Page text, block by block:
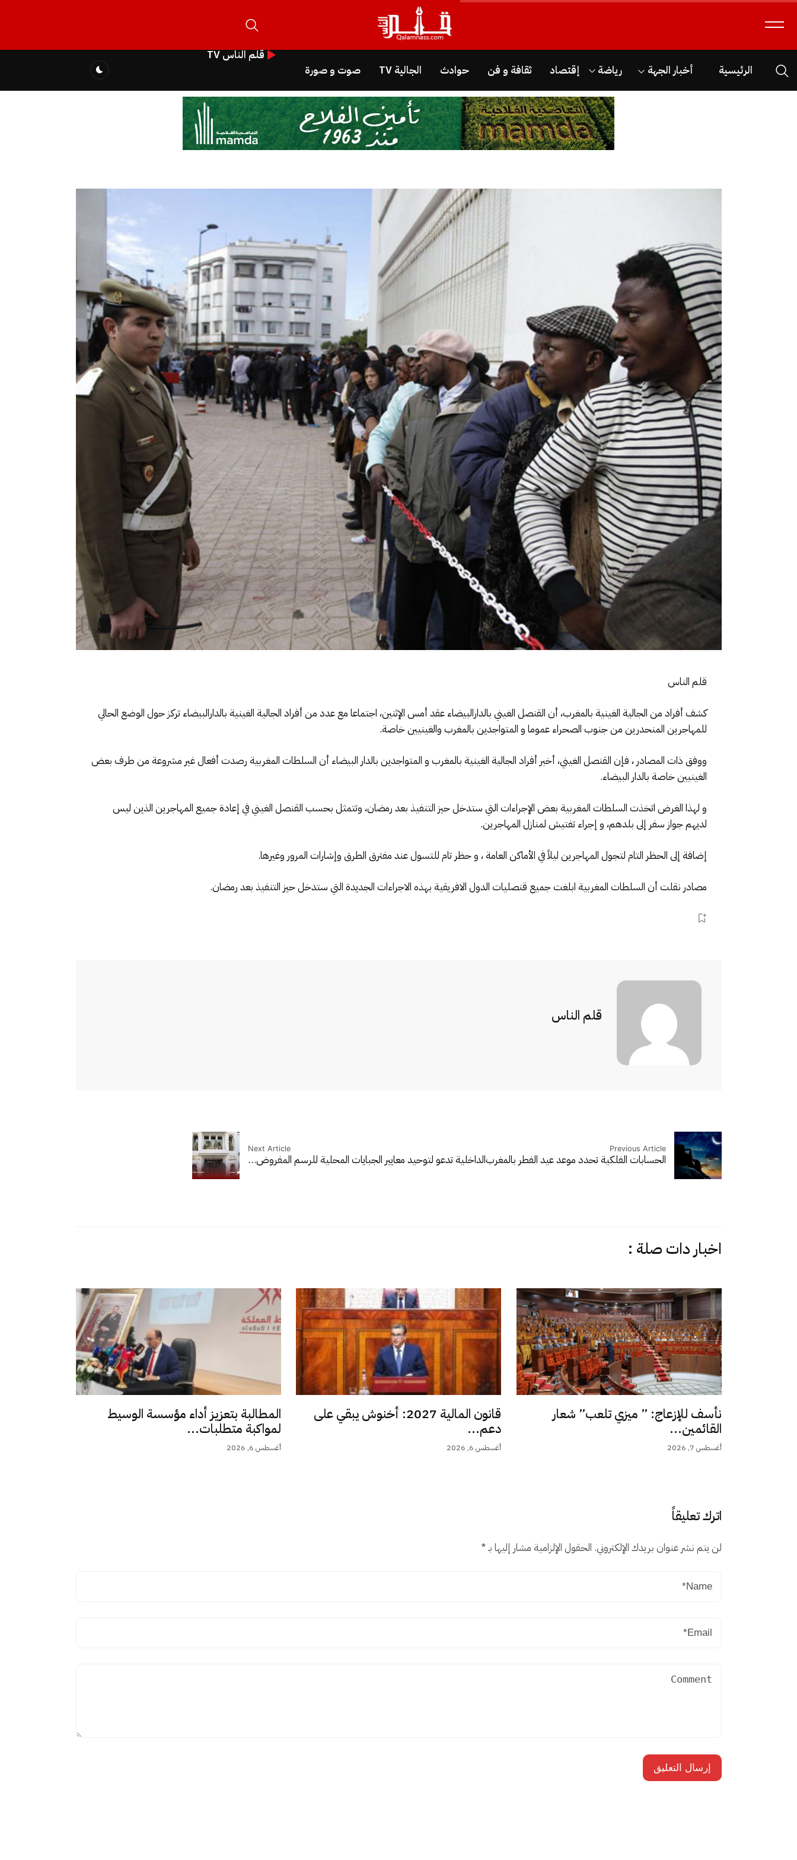
الرئيسية أخبار الجهة رياضة إقتصاد ثقافة و فن حوادث الجالية TV صوت و صورة
قلم الناس TV
قلم الناس
كشف أفراد من الجالية الغينية بالمغرب، أن القنصل الغيني بالدارالبيضاء عقد أمس الإثنين، اجتماعا مع عدد من أفراد الجالية الغينية بالدارالبيضاء تركز حول الوضع الحالي
للمهاجرين المنحدرين من جنوب الصحراء عموما و المتواجدين بالمغرب والغينيين خاصة.
ووفق ذات المصادر ، فإن القنصل الغيني، أخبر أفراد الجالية الغينية بالمغرب و المتواجدين بالدار البيضاء أن السلطات المغربية رصدت أفعال غير مشروعة من طرف بعض
الغينيين خاصة بالدار البيضاء.
و لهذا الغرض اتخذت السلطات المغربية بعض الإجراءات التي ستدخل حيز التنفيذ بعد رمضان، وتتمثل بحسب القنصل الغيني في إعادة جميع المهاجرين الذين ليس
لديهم جواز سفر إلى بلدهم، و إجراء تفتيش لمنازل المهاجرين.
إضافة إلى الحظر التام لتجول المهاجرين ليلاً في الأماكن العامة ، و حظر تام للتسول عند مفترق الطرق وإشارات المرور وغيرها.
مصادر نقلت أن السلطات المغربية ابلغت جميع قنصليات الدول الافريقية بهذه الاجراءات الجديدة التي ستدخل حيز التنفيذ بعد رمضان.
قلم الناس
Previous Article
الحسابات الفلكية تحدد موعد عيد الفطر بالمغرب
Next Article
الداخلية تدعو لتوحيد معايير الجبايات المحلية للرسم المفروض…
اخبار دات صلة :
نأسف للإزعاج: ” ميزي تلعب” شعار
القائمين...
أغسطس 7, 2026
قانون المالية 2027: أخنوش يبقي على
دعم...
أغسطس 6, 2026
المطالبة بتعزيز أداء مؤسسة الوسيط
لمواكبة متطلبات...
أغسطس 6, 2026
اترك تعليقاً
لن يتم نشر عنوان بريدك الإلكتروني. الحقول الإلزامية مشار إليها بـ*